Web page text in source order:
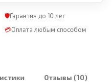
🛡Гарантия до 10 лет
💳Оплата любым способом
Отзывы (10)